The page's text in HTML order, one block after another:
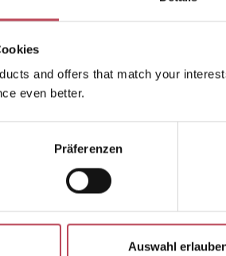
and offers that match your
even better.
Präferenzen
Auswahl
Products Shop entdecken
Haare erleben!
auchÄhnliche Produkte Kunden